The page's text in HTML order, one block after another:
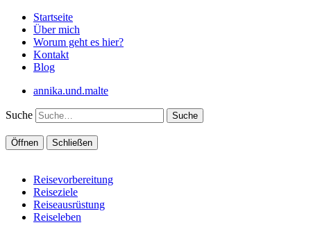
Startseite
Über mich
Worum geht es hier?
Kontakt
Blog
annika.und.malte
Suche
Öffnen Schließen
Reisevorbereitung
Reiseziele
Reiseausrüstung
Reiseleben